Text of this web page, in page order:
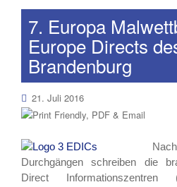
7. Europa
Europe Directs
Brandenburg
21. Juli 2016
Durchgängen schreiben die
Direct